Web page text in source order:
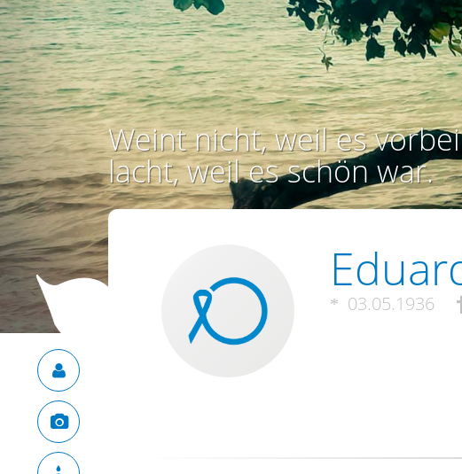
Weint nicht, weil es
lacht, weil es schön war.
03.05.1936